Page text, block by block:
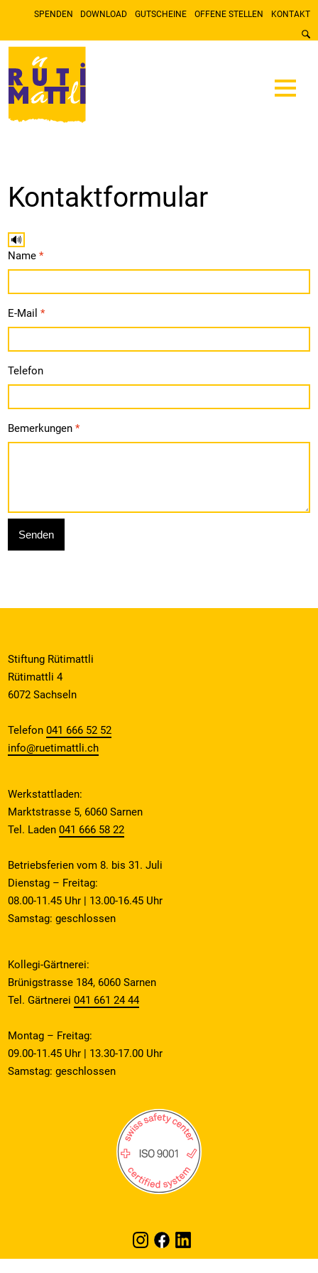
SPENDEN DOWNLOAD GUTSCHEINE OFFENE STELLEN KONTAKT
Kontaktformular
🔊
Name*
E-Mail*
Telefon
Bemerkungen*
Stiftung Rütimattli
Rütimattli 4
6072 Sachseln
Telefon041 666 52 52
info@ruetimattli.ch
Werkstattladen:
Marktstrasse 5, 6060 Sarnen
Tel. Laden041 666 58 22
Betriebsferien vom 8. bis 31. Juli
Dienstag – Freitag:
08.00-11.45 Uhr | 13.00-16.45 Uhr
Samstag: geschlossen
Kollegi-Gärtnerei:
Brünigstrasse 184, 6060 Sarnen
Tel. Gärtnerei041 661 24 44
Montag – Freitag:
09.00-11.45 Uhr | 13.30-17.00 Uhr
Samstag: geschlossen